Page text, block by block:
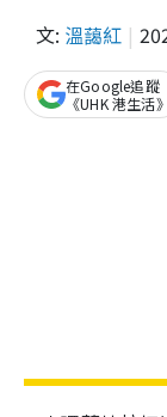
文: 溫藹紅
在Google追蹤
《UHK 港生活》